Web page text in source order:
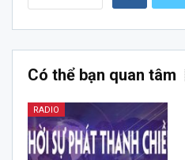
Có thể bạn quan tâm
RADIO